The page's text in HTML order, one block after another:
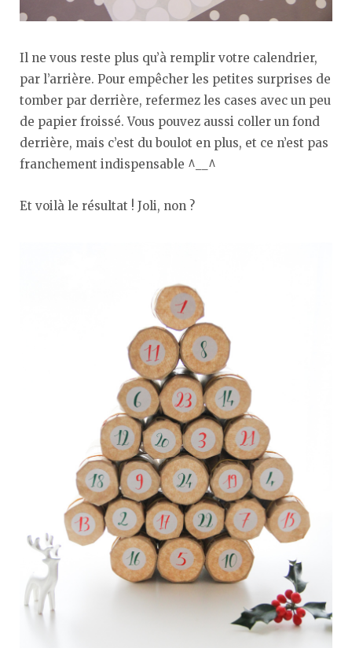
Il ne vous reste plus qu’à remplir votre calendrier,
par l’arrière. Pour empêcher les petites surprises de
tomber par derrière, refermez les cases avec un peu
de papier froissé. Vous pouvez aussi coller un fond
derrière, mais c’est du boulot en plus, et ce n’est pas
franchement indispensable ^__^
Et voilà le résultat ! Joli, non ?